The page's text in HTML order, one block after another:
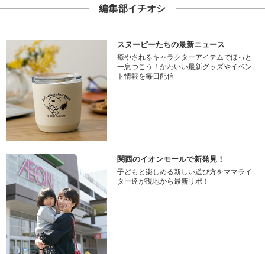
編集部イチオシ
スヌーピーたちの最新ニュース
癒やされるキャラクターアイテムでほっと
一息つこう！かわいい最新グッズやイベン
ト情報を毎日配信
関西のイオンモールで新発見！
子どもと楽しめる新しい遊び方をママライ
ター達が現地から最新リポ！